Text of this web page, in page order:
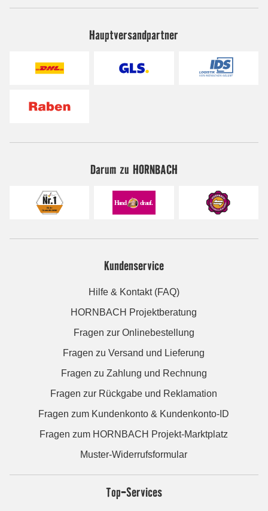
Hauptversandpartner
Darum zu HORNBACH
Kundenservice
Hilfe & Kontakt (FAQ)
HORNBACH Projektberatung
Fragen zur Onlinebestellung
Fragen zu Versand und Lieferung
Fragen zu Zahlung und Rechnung
Fragen zur Rückgabe und Reklamation
Fragen zum Kundenkonto & Kundenkonto-ID
Fragen zum HORNBACH Projekt-Marktplatz
Muster-Widerrufsformular
Top-Services